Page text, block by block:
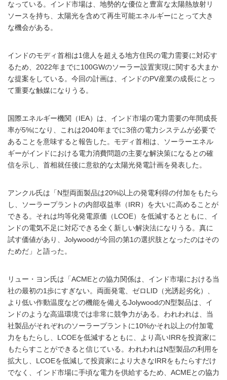
なっている。インド市場は、地勢的な優位と豊富な太陽熱放射リ
ソースを持ち、太陽光を含めて再生可能エネルギーにとって大き
な機会がある。
インドのモディ首相は1億人を超える地方住民の電力需要に対応す
るため、2022年までに100GWのソーラー設置実現に関する大まか
な提案をしている。今回の計画は、インドのPV産業の成長にとっ
て重要な触媒になりうる。
国際エネルギー機関（IEA）は、インド市場の電力需要の年間成長
率が5%になり、これは2040年までに3倍の電力システムが必要で
あることを意味すると報告した。モディ首相は、ソーラーエネル
ギーがインドにおける電力消費問題の主要な解決策になるとの確
信を示し、首相就任後に意欲的な太陽光発電計画を発表した。
アンクル氏は「N型両面製品は20%以上の発電利得の付加をもたら
し、ソーラープラントの内部収益率（IRR）を大いに高めることが
できる。それは均等化発電原価（LCOE）を低減するとともに、イ
ンドの電気不足に対応できる全く新しい解決法になりうる。真に
試す価値があり、Jolywoodが今回の第1の選択肢となったのはその
ためだ」と語った。
リュー・ヨン氏は「ACMEとの協力関係は、インド市場における当
社の最初の1歩にすぎない。両面発電、ゼロLID（光誘起劣化）、
より低い作動温度などの機能を備えるJolywoodのN型製品は、イ
ンドのような高温環境では非常に競争力がある。われわれは、当
社製品がそれぞれのソーラープラントに10%かそれ以上の付加電
力をもたらし、LCOEを低減するともに、より高いIRRを投資家に
もたらすことができると信じている。われわれはN型製品の利用を
拡大し、LCOEを低減して投資家により大きなIRRをもたらすだけ
でなく、インド市場に手頃な電力を供給するため、ACMEとの協力